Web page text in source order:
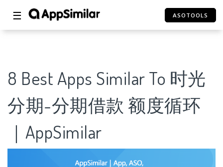
☰ ASOTOOLS
8 Best Apps Similar To 时光
分期-分期借款 额度循环
｜AppSimilar